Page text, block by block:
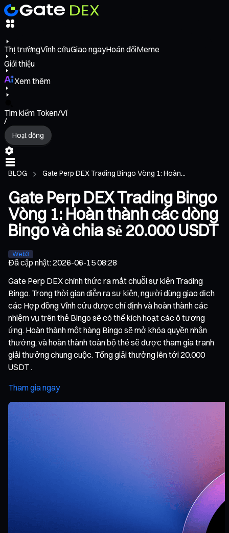
Thị trườngVĩnh cửuGiao ngayHoán đổiMeme
Giới thiệu
Xem thêm
Tìm kiếm Token/Ví
/
Hoạt động
BLOG Gate Perp DEX Trading Bingo Vòng 1: Hoàn...
Gate Perp DEX Trading Bingo
Vòng 1: Hoàn thành các dòng
Bingo và chia sẻ 20.000 USDT
Web3
Đã cập nhật:2026-06-15 08:28
Gate Perp DEX chính thức ra mắt chuỗi sự kiện Trading
Bingo. Trong thời gian diễn ra sự kiện, người dùng giao dịch
các Hợp đồng Vĩnh cửu được chỉ định và hoàn thành các
nhiệm vụ trên thẻ Bingo sẽ có thể kích hoạt các ô tương
ứng. Hoàn thành một hàng Bingo sẽ mở khóa quyền nhận
thưởng, và hoàn thành toàn bộ thẻ sẽ được tham gia tranh
giải thưởng chung cuộc. Tổng giải thưởng lên tới 20.000
USDT .
Tham gia ngay